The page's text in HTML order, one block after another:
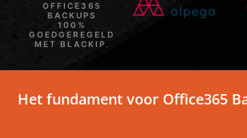
OFFICE365
BACKUPS
100%
GOEDGEREGELD
MET BLACKIP.
Het fundament voor Office365